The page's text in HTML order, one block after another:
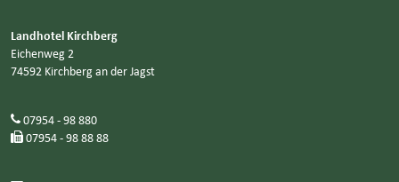
Landhotel Kirchberg
Eichenweg 2
74592 Kirchberg an der Jagst
07954 - 98 880
07954 - 98 88 88